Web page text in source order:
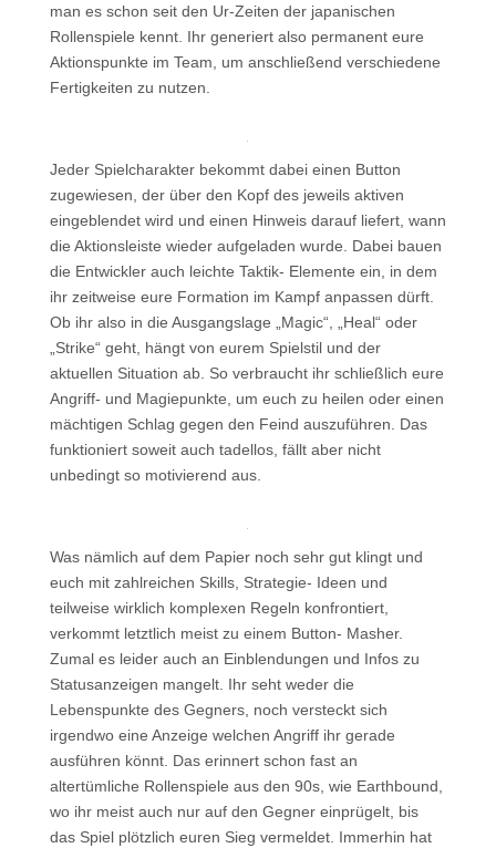
man es schon seit den Ur-Zeiten der japanischen
Rollenspiele kennt. Ihr generiert also permanent eure
Aktionspunkte im Team, um anschließend verschiedene
Fertigkeiten zu nutzen.
Jeder Spielcharakter bekommt dabei einen Button
zugewiesen, der über den Kopf des jeweils aktiven
eingeblendet wird und einen Hinweis darauf liefert, wann
die Aktionsleiste wieder aufgeladen wurde. Dabei bauen
die Entwickler auch leichte Taktik- Elemente ein, in dem
ihr zeitweise eure Formation im Kampf anpassen dürft.
Ob ihr also in die Ausgangslage „Magic“, „Heal“ oder
„Strike“ geht, hängt von eurem Spielstil und der
aktuellen Situation ab. So verbraucht ihr schließlich eure
Angriff- und Magiepunkte, um euch zu heilen oder einen
mächtigen Schlag gegen den Feind auszuführen. Das
funktioniert soweit auch tadellos, fällt aber nicht
unbedingt so motivierend aus.
Was nämlich auf dem Papier noch sehr gut klingt und
euch mit zahlreichen Skills, Strategie- Ideen und
teilweise wirklich komplexen Regeln konfrontiert,
verkommt letztlich meist zu einem Button- Masher.
Zumal es leider auch an Einblendungen und Infos zu
Statusanzeigen mangelt. Ihr seht weder die
Lebenspunkte des Gegners, noch versteckt sich
irgendwo eine Anzeige welchen Angriff ihr gerade
ausführen könnt. Das erinnert schon fast an
altertümliche Rollenspiele aus den 90s, wie Earthbound,
wo ihr meist auch nur auf den Gegner einprügelt, bis
das Spiel plötzlich euren Sieg vermeldet. Immerhin hat